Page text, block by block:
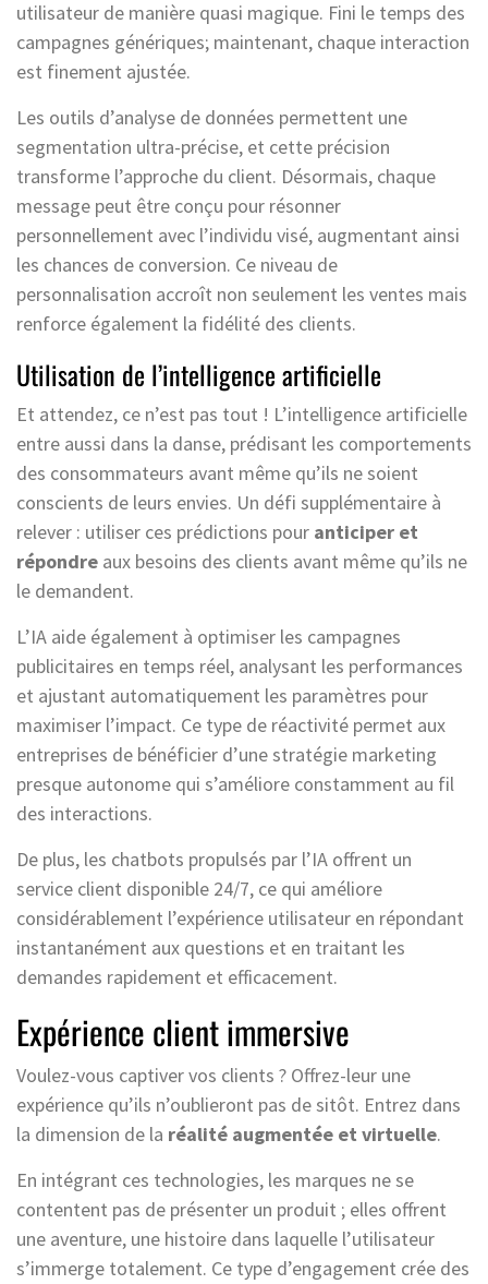
utilisateur de manière quasi magique. Fini le temps des
campagnes génériques; maintenant, chaque interaction
est finement ajustée.
Les outils d’analyse de données permettent une
segmentation ultra-précise, et cette précision
transforme l’approche du client. Désormais, chaque
message peut être conçu pour résonner
personnellement avec l’individu visé, augmentant ainsi
les chances de conversion. Ce niveau de
personnalisation accroît non seulement les ventes mais
renforce également la fidélité des clients.
Utilisation de l’intelligence artificielle
Et attendez, ce n’est pas tout ! L’intelligence artificielle
entre aussi dans la danse, prédisant les comportements
des consommateurs avant même qu’ils ne soient
conscients de leurs envies. Un défi supplémentaire à
relever : utiliser ces prédictions pour anticiper et
répondre aux besoins des clients avant même qu’ils ne
le demandent.
L’IA aide également à optimiser les campagnes
publicitaires en temps réel, analysant les performances
et ajustant automatiquement les paramètres pour
maximiser l’impact. Ce type de réactivité permet aux
entreprises de bénéficier d’une stratégie marketing
presque autonome qui s’améliore constamment au fil
des interactions.
De plus, les chatbots propulsés par l’IA offrent un
service client disponible 24/7, ce qui améliore
considérablement l’expérience utilisateur en répondant
instantanément aux questions et en traitant les
demandes rapidement et efficacement.
Expérience client immersive
Voulez-vous captiver vos clients ? Offrez-leur une
expérience qu’ils n’oublieront pas de sitôt. Entrez dans
la dimension de la réalité augmentée et virtuelle.
En intégrant ces technologies, les marques ne se
contentent pas de présenter un produit ; elles offrent
une aventure, une histoire dans laquelle l’utilisateur
s’immerge totalement. Ce type d’engagement crée des